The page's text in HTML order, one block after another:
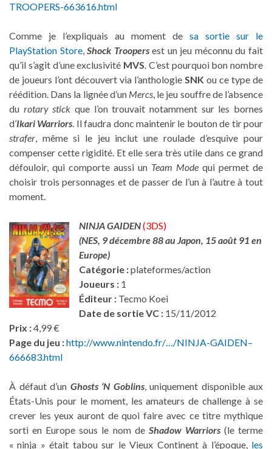
TROOPERS-663616.html
Comme je l’expliquais au moment de sa sortie sur le
PlayStation Store,Shock Troopers est un jeu méconnu du fait
qu’il s’agit d’une exclusivité MVS. C’est pourquoi bon nombre
de joueurs l’ont découvert via l’anthologie SNK ou ce type de
réédition. Dans la lignée d’un Mercs, le jeu souffre de l’absence
du rotary stick que l’on trouvait notamment sur les bornes
d’Ikari Warriors. Il faudra donc maintenir le bouton de tir pour
strafer, même si le jeu inclut une roulade d’esquive pour
compenser cette rigidité. Et elle sera très utile dans ce grand
défouloir, qui comporte aussi un Team Mode qui permet de
choisir trois personnages et de passer de l’un à l’autre à tout
moment.
NINJA GAIDEN(3DS)
(NES, 9 décembre 88 au Japon, 15 août 91 en
Europe)
Catégorie :plateformes/action
Joueurs : 1
Éditeur : Tecmo Koei
Date de sortie VC : 15/11/2012
Prix :4,99 €
Page du jeu :http://www.nintendo.fr/…/NINJA-GAIDEN–
666683.html
À défaut d’un Ghosts ‘N Goblins, uniquement disponible aux
États-Unis pour le moment, les amateurs de challenge à se
crever les yeux auront de quoi faire avec ce titre mythique
sorti en Europe sous le nom de Shadow Warriors(le terme
« ninja » était tabou sur le Vieux Continent à l’époque, les